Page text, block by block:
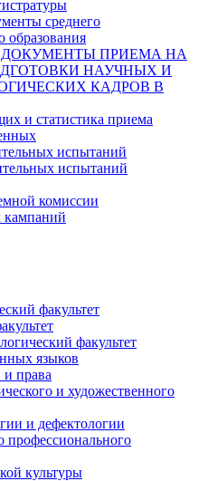
среднего
образования
ПРИЕМА НА
НАУЧНЫХ И
КАДРОВ В
и статистика приема
испытаний
испытаний
комиссии
факультет
факультет
языков
и права
и художественного
и дефектологии
профессионального
культуры